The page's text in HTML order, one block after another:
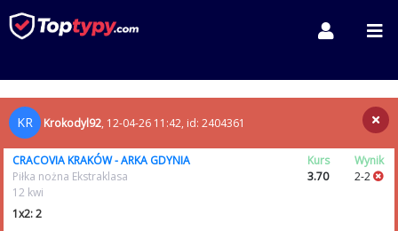
KR Krokodyl92, 12-04-26 11:42, id: 2404361
CRACOVIA KRAKÓW - ARKA GDYNIA
Piłka nożna Ekstraklasa
12 kwi
1x2: 2
Kurs
3.70
Wynik
2-2